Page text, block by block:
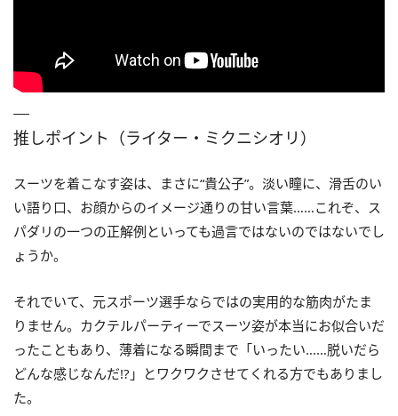
推しポイント（ライター・ミクニシオリ）
スーツを着こなす姿は、まさに“貴公子”。淡い瞳に、滑舌のい
い語り口、お顔からのイメージ通りの甘い言葉……これぞ、ス
パダリの一つの正解例といっても過言ではないのではないでし
ょうか。
それでいて、元スポーツ選手ならではの実用的な筋肉がたま
りません。カクテルパーティーでスーツ姿が本当にお似合いだ
ったこともあり、薄着になる瞬間まで「いったい……脱いだら
どんな感じなんだ!?」とワクワクさせてくれる方でもありまし
た。